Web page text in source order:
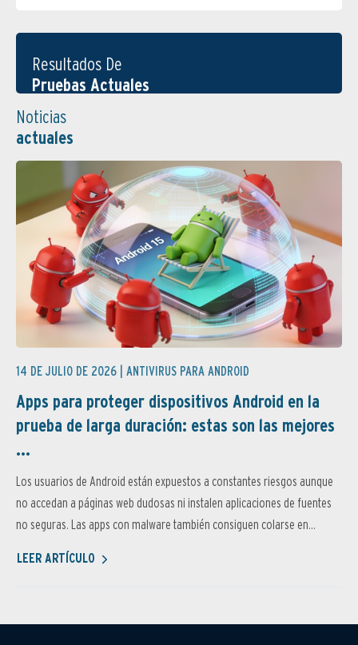
Resultados De
Pruebas Actuales
Noticias
actuales
14 DE JULIO DE 2026 | ANTIVIRUS PARA ANDROID
Apps para proteger dispositivos Android en la
prueba de larga duración: estas son las mejores
...
Los usuarios de Android están expuestos a constantes riesgos aunque
no accedan a páginas web dudosas ni instalen aplicaciones de fuentes
no seguras. Las apps con malware también consiguen colarse en...
LEER ARTÍCULO